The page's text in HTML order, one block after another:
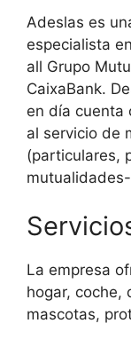
Adeslas es
especialista
all Grupo
CaixaBank.
en día cuenta
al servicio de
(particulares,
mutualidades-
La empresa
hogar, coche,
mascotas,